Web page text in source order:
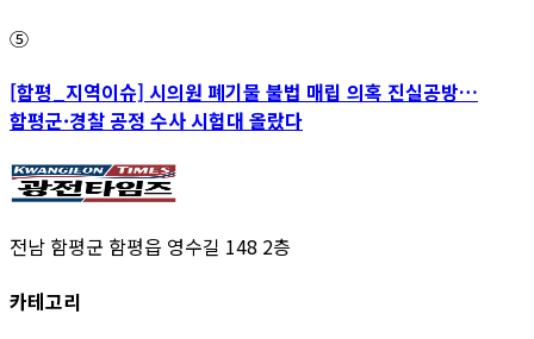
⑤
[함평_지역이슈] 시의원 폐기물 불법 매립 의혹 진실공방…
함평군·경찰 공정 수사 시험대 올랐다
전남 함평군 함평읍 영수길 148 2층
카테고리